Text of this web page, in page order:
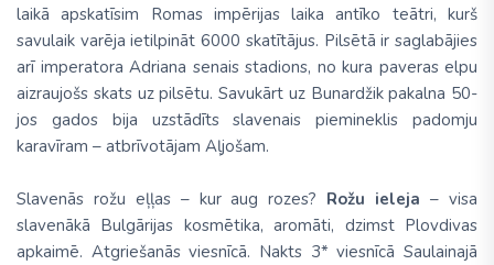
laikā apskatīsim Romas impērijas laika antīko teātri, kurš
savulaik varēja ietilpināt 6000 skatītājus. Pilsētā ir saglabājies
arī imperatora Adriana senais stadions, no kura paveras elpu
aizraujošs skats uz pilsētu. Savukārt uz Bunardžik pakalna 50-
jos gados bija uzstādīts slavenais piemineklis padomju
karavīram – atbrīvotājam Aļjošam.
Slavenās rožu eļļas – kur aug rozes? Rožu ieleja – visa
slavenākā Bulgārijas kosmētika, aromāti, dzimst Plovdivas
apkaimē. Atgriešanās viesnīcā. Nakts 3* viesnīcā Saulainajā